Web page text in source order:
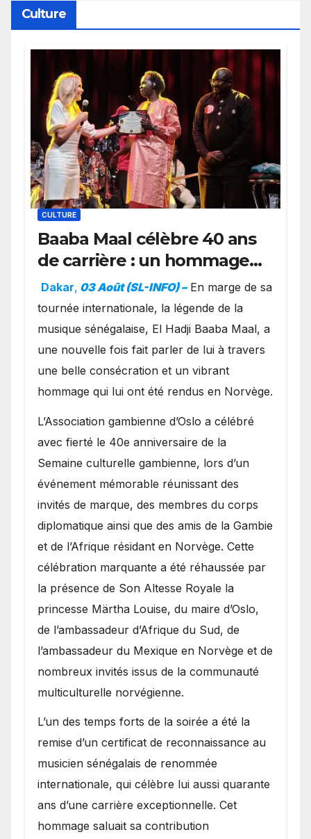
Culture
CULTURE
Baaba Maal célèbre 40 ans
de carrière : un hommage
exceptionnel à Oslo en
présence de la famille
royale.
Dakar, 03 Août (SL-INFO) – ​En marge de sa
tournée internationale, la légende de la
musique sénégalaise, El Hadji Baaba Maal, a
une nouvelle fois fait parler de lui à travers
une belle consécration et un vibrant
hommage qui lui ont été rendus en Norvège.
​L’Association gambienne d’Oslo a célébré
avec fierté le 40e anniversaire de la
Semaine culturelle gambienne, lors d’un
événement mémorable réunissant des
invités de marque, des membres du corps
diplomatique ainsi que des amis de la Gambie
et de l’Afrique résidant en Norvège. Cette
célébration marquante a été réhaussée par
la présence de Son Altesse Royale la
princesse Märtha Louise, du maire d’Oslo,
de l’ambassadeur d’Afrique du Sud, de
l’ambassadeur du Mexique en Norvège et de
nombreux invités issus de la communauté
multiculturelle norvégienne.
​L’un des temps forts de la soirée a été la
remise d’un certificat de reconnaissance au
musicien sénégalais de renommée
internationale, qui célèbre lui aussi quarante
ans d’une carrière exceptionnelle. Cet
hommage saluait sa contribution